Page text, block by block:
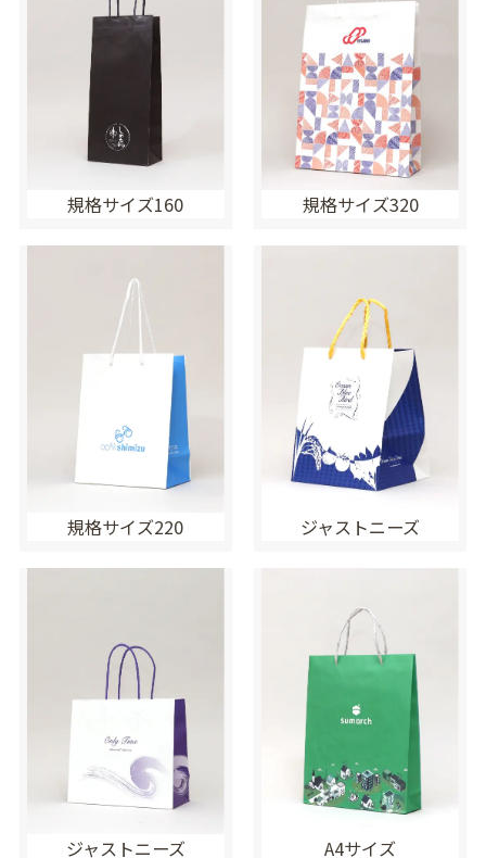
規格サイズ160 規格サイズ320
規格サイズ220 ジャストニーズ
ジャストニーズ A4サイズ